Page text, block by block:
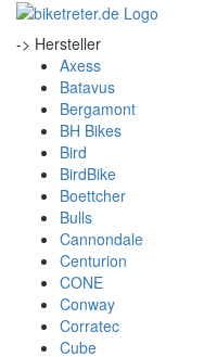
-> Hersteller
Axess
Batavus
Bergamont
BH Bikes
Bird
BirdBike
Boettcher
Bulls
Cannondale
Centurion
CONE
Conway
Corratec
Cube